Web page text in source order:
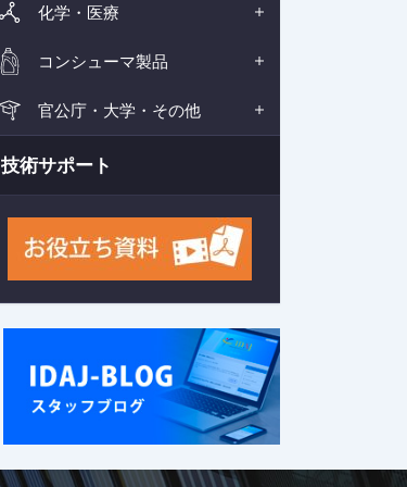
化学・医療
コンシューマ製品
官公庁・大学・その他
技術サポート